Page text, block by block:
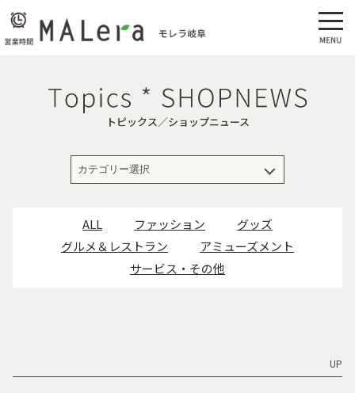
トピックス／ショップニュース
ALL ファッション
グッズ
グルメ＆レストラン
アミューズメント
サービス・その他
UP